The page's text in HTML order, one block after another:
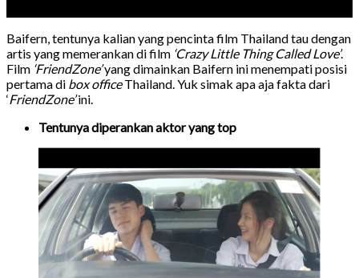
Baifern, tentunya kalian yang pencinta film Thailand tau dengan
artis yang memerankan di film ‘Crazy Little Thing Called Love’.
Film ‘FriendZone’yang dimainkan Baifern ini menempati posisi
pertama di box officeThailand. Yuk simak apa aja fakta dari
‘FriendZone’ini.
Tentunya diperankan aktor yang top